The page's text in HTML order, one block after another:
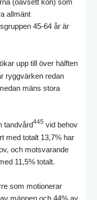
(oavsett kön) som
allmänt
45-64 år är
ökar upp till över hälften
ryggvärken redan
mäns stora
tandvård445 vid behov
med totalt 13,7% har
och motsvarande
11,5% totalt.
som motionerar
männen och 44% av